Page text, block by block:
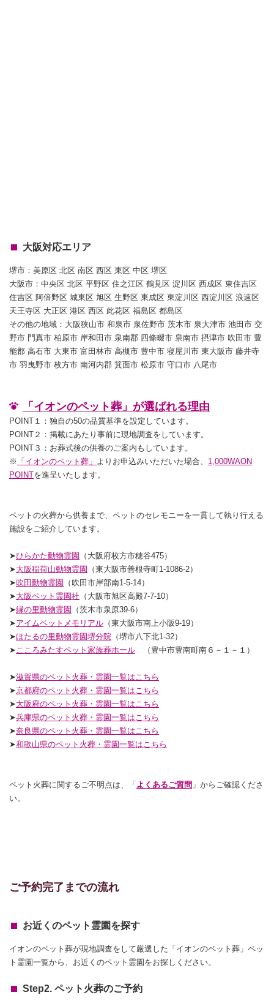
大阪対応エリア
堺市：美原区 北区 南区 西区 東区 中区 堺区
大阪市：中央区 北区 平野区 住之江区 鶴見区 淀川区 西成区 東住吉区
住吉区 阿倍野区 城東区 旭区 生野区 東成区 東淀川区 西淀川区 浪速区
天王寺区 大正区 港区 西区 此花区 福島区 都島区
その他の地域：大阪狭山市 和泉市 泉佐野市 茨木市 泉大津市 池田市 交
野市 門真市 柏原市 岸和田市 泉南郡 四條畷市 泉南市 摂津市 吹田市 豊
能郡 高石市 大東市 富田林市 高槻市 豊中市 寝屋川市 東大阪市 藤井寺
市 羽曳野市 枚方市 南河内郡 箕面市 松原市 守口市 八尾市
「イオンのペット葬」が選ばれる理由
POINT１：独自の50の品質基準を設定しています。
POINT２：掲載にあたり事前に現地調査をしています。
POINT３：お葬式後の供養のご案内もしています。
※ 「イオンのペット葬」 よりお申込みいただいた場合、 1,000WAON
POINTを進呈いたします。
ペットの火葬から供養まで、ペットのセレモニーを一貫して執り行える
施設をご紹介しています。
➤ひらかた動物霊園
（大阪府枚方市穂谷475）
➤大阪稲荷山動物霊園
（東大阪市善根寺町1-1086-2）
➤吹田動物霊園
（吹田市岸部南1-5-14）
➤大阪ペット霊園社 （大阪市旭区高殿7-7-10）
➤縁の里動物霊園
（茨木市泉原39-6）
➤アイムペットメモリアル （東大阪市南上小阪9-19）
➤ほたるの里動物霊園堺分院 （堺市八下北1-32）
➤こころみたすペット家族葬ホール （豊中市豊南町南６－１－１）
➤滋賀県のペット火葬・霊園一覧はこちら
➤京都府のペット火葬・霊園一覧はこちら
➤大阪府のペット火葬・霊園一覧はこちら
➤兵庫県のペット火葬・霊園一覧はこちら
➤奈良県のペット火葬・霊園一覧はこちら
➤和歌山県のペット火葬・霊園一覧はこちら
ペット火葬に関するご不明点は、「 よくあるご質問 」からご確認くださ
い。
ご予約完了までの流れ
お近くのペット霊園を探す
イオンのペット葬が現地調査をして厳選した「イオンのペット葬」ペッ
ト霊園一覧から、お近くのペット霊園をお探しください。
Step2. ペット火葬のご予約